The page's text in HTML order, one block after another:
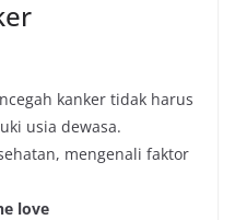
kanker tidak harus
usia dewasa.
mengenali faktor
love